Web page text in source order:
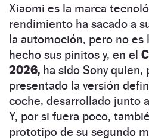
Xiaomi es la marca
rendimiento ha sacado a
la automoción, pero no es
hecho sus pinitos y, en el
2026, ha sido Sony quien,
presentado la versión
coche, desarrollado junto
Y, por si fuera poco,
prototipo de su segundo